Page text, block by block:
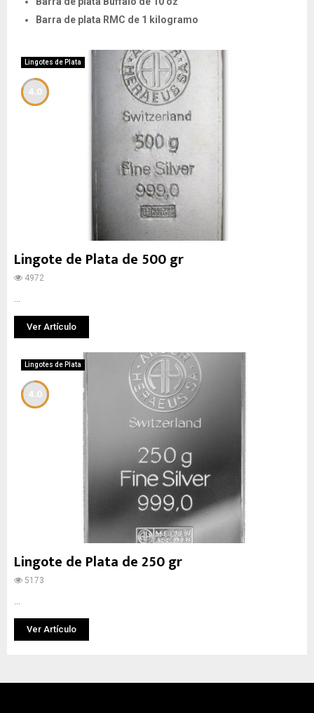
Barra de plata RMC de 1 kilogramo
Lingotes de Plata
4.0
Lingote de Plata de 500 gr
4972
Ver Artículo
Lingotes de Plata
4.0
Lingote de Plata de 250 gr
5173
Ver Artículo